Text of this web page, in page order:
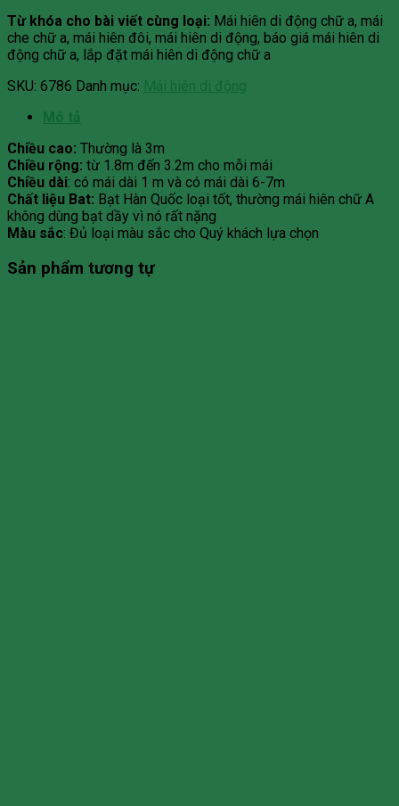
Từ khóa cho bài viết cùng loại: Mái hiên di động chữ a, mái
che chữ a, mái hiên đôi, mái hiên di động, báo giá mái hiên di
động chữ a, lắp đặt mái hiên di động chữ a
SKU: 6786 Danh mục: Mái hiên di động
Mô tả
Chiều cao: Thường là 3m
Chiều rộng: từ 1.8m đến 3.2m cho mỗi mái
Chiều dài: có mái dài 1 m và có mái dài 6-7m
Chất liệu Bat: Bạt Hàn Quốc loại tốt, thường mái hiên chữ A
không dùng bạt dầy vì nó rất nặng
Màu sắc: Đủ loại màu sắc cho Quý khách lựa chọn
Sản phẩm tương tự